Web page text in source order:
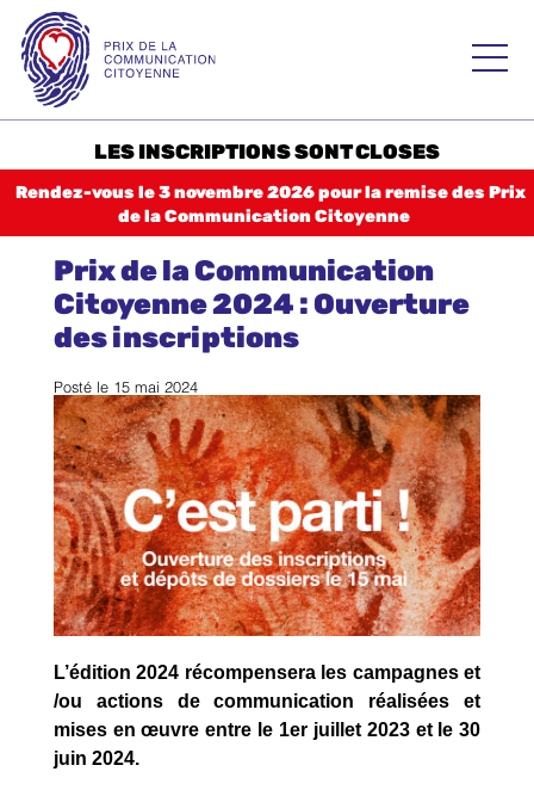
content
Prix de la
Communication
Citoyenne – PCC
Palmarès 2025
2024
2023
Règlement
Catégories
CATÉGORIE 1 Consommation responsable
CATÉGORIE 2 Droits de l’homme
CATÉGORIE 3 Progrès social / Solidarité
CATÉGORIE 4 Santé publique
Inscription
LES INSCRIPTIONS SONT CLOSES
Rendez-vous le 3 novembre 2026 pour la remise des Prix
de la Communication Citoyenne
Prix de la Communication
Citoyenne 2024 : Ouverture
des inscriptions
Posté le 15 mai 2024
L’édition 2024 récompensera les campagnes et
/ou actions de communication réalisées et
mises en œuvre entre le 1er juillet 2023 et le 30
juin 2024.